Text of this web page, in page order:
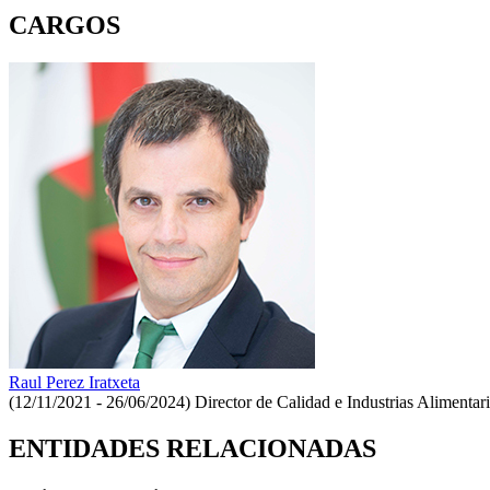
CARGOS
Raul Perez Iratxeta
(12/11/2021 - 26/06/2024) Director de Calidad e Industrias
ENTIDADES RELACIONADAS